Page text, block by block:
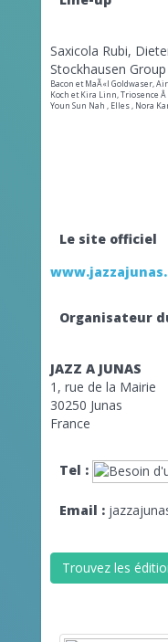
Saxicola Rubi,
Stockhausen
Bacon et MaÃ«l Goldwaser,
Koch et Kira Linn, Triosence
Youn Sun Nah , Elles , Nora
Le site officiel
Organisateur
JAZZ A JUNAS
1, rue de la Mairie
30250 Junas
France
Tel :
Email :
Trouvez les